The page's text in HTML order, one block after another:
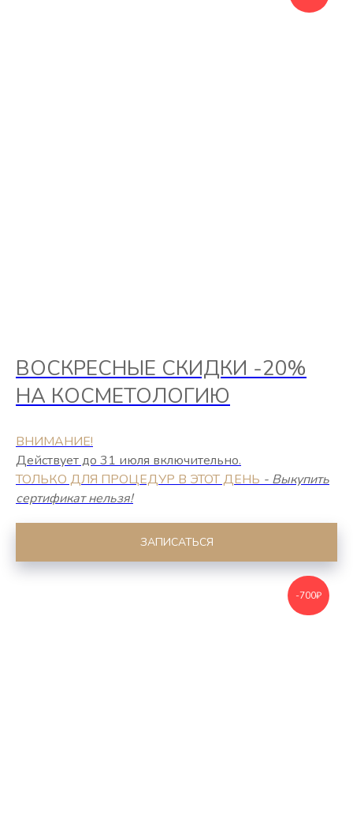
ВОСКРЕСНЫЕ СКИДКИ -20%
НА КОСМЕТОЛОГИЮ
ВНИМАНИЕ!
Действует до 31 июля включительно.
ТОЛЬКО ДЛЯ ПРОЦЕДУР В ЭТОТ ДЕНЬ - Выкупить
сертификат нельзя!
ЗАПИСАТЬСЯ
-700₽